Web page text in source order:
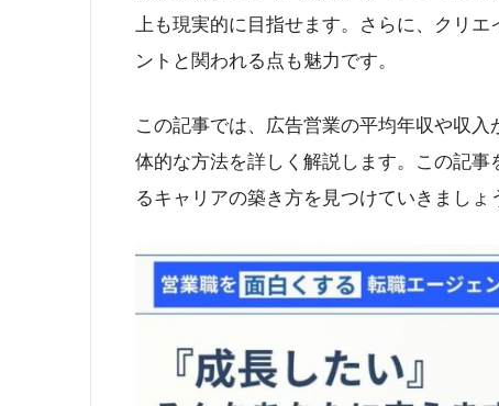
上も現実的に目指せます。さらに、クリ
ントと関われる点も魅力です。
この記事では、広告営業の平均年収や収
体的な方法を詳しく解説します。この記
るキャリアの築き方を見つけていきましょ